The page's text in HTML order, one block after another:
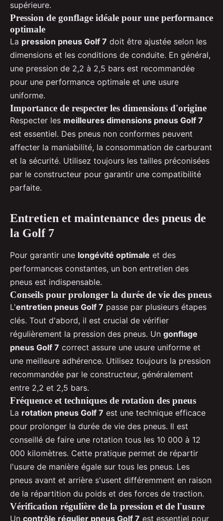
supérieure.
Pression de gonflage idéale pour une performance
optimale
La pression pneus Golf 7 doit être ajustée selon les
dimensions et les conditions de conduite. En général,
une pression de 2,2 à 2,5 bars est recommandée
pour une performance optimale et une usure
uniforme.
Importance de respecter les dimensions d'origine
Respecter les meilleures dimensions pneus Golf 7
est essentiel. Des pneus non conformes peuvent
affecter la maniabilité, la consommation de carburant
et la sécurité. Utilisez toujours les tailles préconisées
par le constructeur pour garantir une compatibilité
parfaite.
Entretien et maintenance des pneus de
la Golf 7
Pour garantir une longévité optimale et des
performances constantes, un bon entretien des
pneus est indispensable.
Conseils pour prolonger la durée de vie des pneus
L'entretien pneus Golf 7 passe par plusieurs étapes
clés. Tout d'abord, il est crucial de vérifier
régulièrement la pression des pneus. Un gonflage
pneus Golf 7 correct assure une usure uniforme et
une meilleure adhérence. Utilisez toujours la pression
recommandée par le constructeur, généralement
entre 2,2 et 2,5 bars.
Fréquence et techniques de rotation des pneus
La rotation pneus Golf 7 est une technique efficace
pour prolonger la durée de vie des pneus. Il est
conseillé de faire une rotation tous les 10 000 à 12
000 kilomètres. Cette pratique permet de répartir
l'usure de manière égale sur tous les pneus. Les
pneus avant et arrière s'usent différemment en raison
de la répartition du poids et des forces de traction.
Vérification régulière de la pression et de l'usure
Un contrôle régulier pneus Golf 7 est essentiel pour